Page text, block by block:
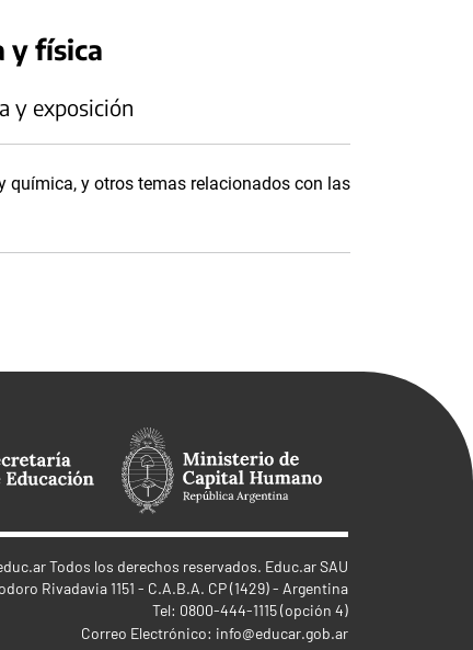
y física
y exposición
y otros temas relacionados con las
Todos los derechos reservados. Educ.ar SAU
Rivadavia 1151 - C.A.B.A. CP (1429) - Argentina
Tel: 0800-444-1115 (opción 4)
Correo Electrónico: info@educar.gob.ar